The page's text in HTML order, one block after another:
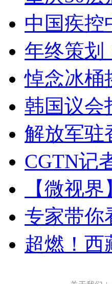
中国疾控
年终策划
悼念冰桶
韩国议会
解放军驻
CGTN记
【微视
专家带你
超燃！西